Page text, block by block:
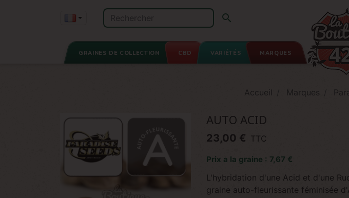

GRAINES DE COLLECTION CBD VARIÉTÉS MARQUES
Accueil Marques
AUTO ACID
23,00 € TTC
Prix a la graine : 7,67 €
L'hybridation d'une Acid et d'une
graine auto-fleurissante féminisée